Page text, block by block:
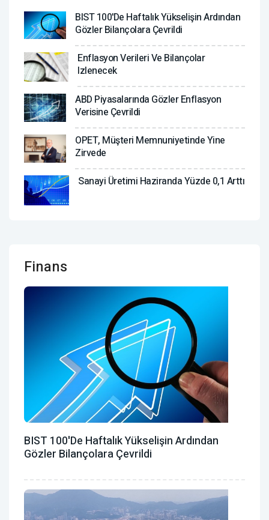
BIST 100'de Haftalık Yükselişin Ardından
Gözler Bilançolara Çevrildi
Enflasyon Verileri Ve Bilançolar
Izlenecek
ABD Piyasalarında Gözler Enflasyon
Verisine Çevrildi
OPET, Müşteri Memnuniyetinde Yine
Zirvede
Sanayi Üretimi Haziranda Yüzde 0,1 Arttı
Finans
BIST 100'de Haftalık Yükselişin Ardından
Gözler Bilançolara Çevrildi